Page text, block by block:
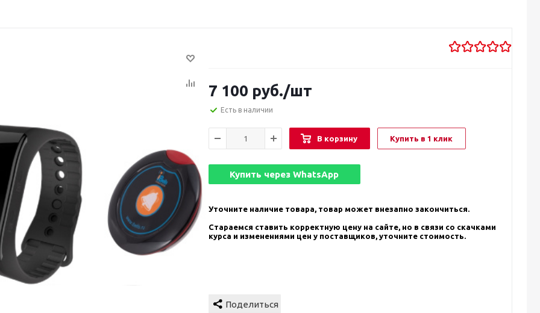
7 100 руб./шт
Есть в наличии
В корзину Купить в 1 клик
Купить черезWhatsApp
Уточните наличие товара, товар может внезапно закончиться.
Стараемся ставить корректную цену на сайте, но в связи со скачками
курса и изменениями цен у поставщиков, уточните стоимость.